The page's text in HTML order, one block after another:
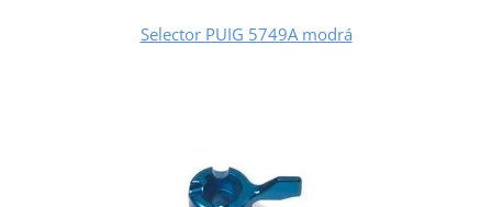
Selector PUIG 5749A modrá